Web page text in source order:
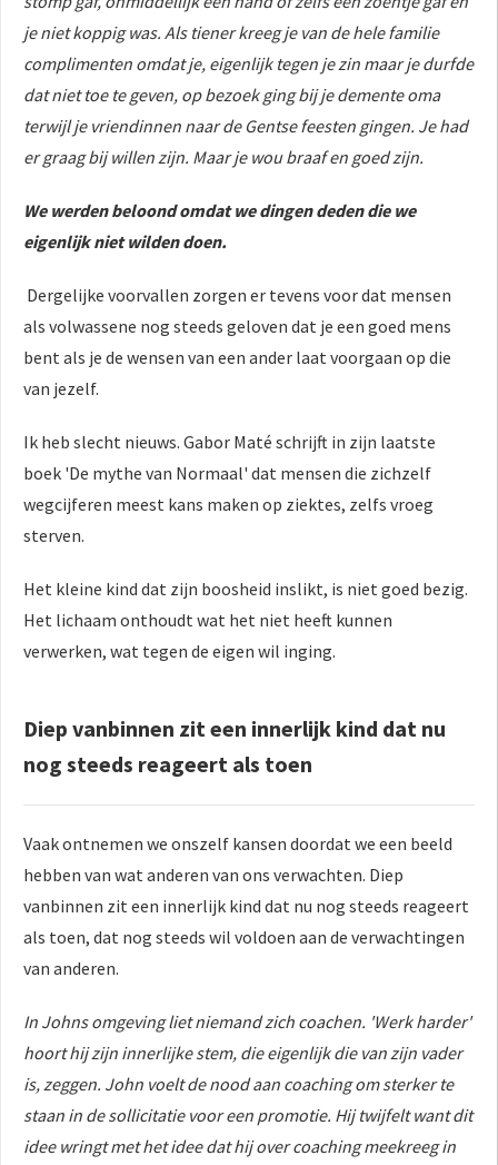
je niet koppig was. Als tiener kreeg je van de hele familie
complimenten omdat je, eigenlijk tegen je zin maar je durfde
dat niet toe te geven, op bezoek ging bij je demente oma
terwijl je vriendinnen naar de Gentse feesten gingen. Je had
er graag bij willen zijn. Maar je wou braaf en goed zijn.
We werden beloond omdat we dingen deden die we
eigenlijk niet wilden doen.
Dergelijke voorvallen zorgen er tevens voor dat mensen
als volwassene nog steeds geloven dat je een goed mens
bent als je de wensen van een ander laat voorgaan op die
van jezelf.
Ik heb slecht nieuws. Gabor Maté schrijft in zijn laatste
boek 'De mythe van Normaal' dat mensen die zichzelf
wegcijferen meest kans maken op ziektes, zelfs vroeg
sterven.
Het kleine kind dat zijn boosheid inslikt, is niet goed bezig.
Het lichaam onthoudt wat het niet heeft kunnen
verwerken, wat tegen de eigen wil inging.
Diep vanbinnen zit een innerlijk kind dat nu
nog steeds reageert als toen
Vaak ontnemen we onszelf kansen doordat we een beeld
hebben van wat anderen van ons verwachten. Diep
vanbinnen zit een innerlijk kind dat nu nog steeds reageert
als toen, dat nog steeds wil voldoen aan de verwachtingen
van anderen.
In Johns omgeving liet niemand zich coachen. 'Werk harder'
hoort hij zijn innerlijke stem, die eigenlijk die van zijn vader
is, zeggen. John voelt de nood aan coaching om sterker te
staan in de sollicitatie voor een promotie. Hij twijfelt want dit
idee wringt met het idee dat hij over coaching meekreeg in